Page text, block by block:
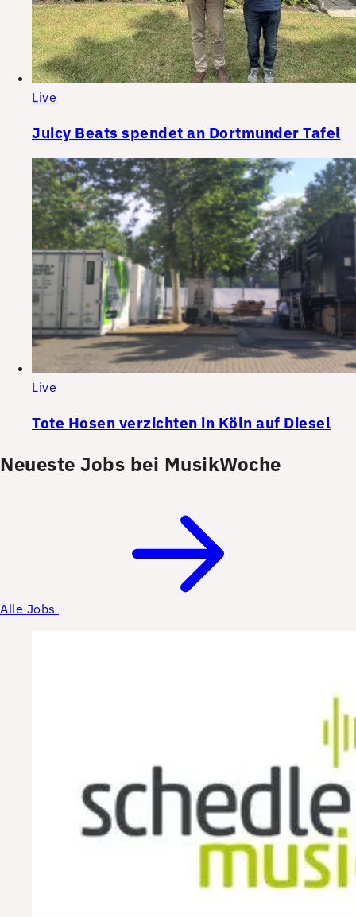
Live
Juicy Beats spendet an Dortmunder Tafel
Live
Tote Hosen verzichten in Köln auf Diesel
Neueste Jobs bei MusikWoche
Alle Jobs